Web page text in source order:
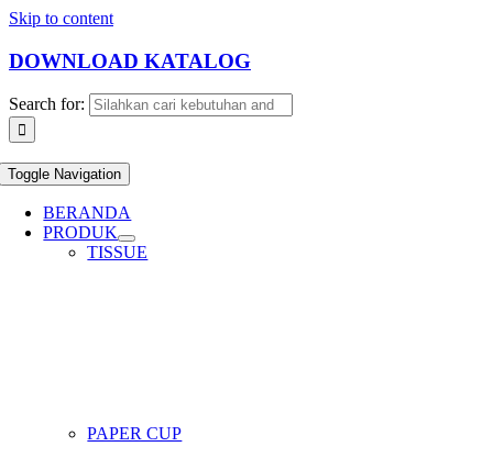
Skip to content
DOWNLOAD KATALOG
Search for:
Toggle Navigation
BERANDA
PRODUK
TISSUE
PAPER CUP